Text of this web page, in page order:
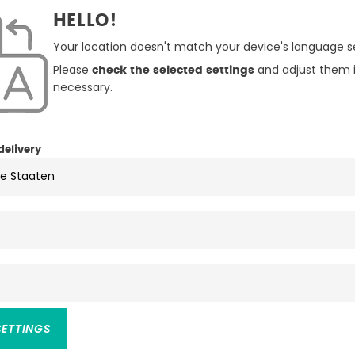
Futter: 100% Polyester
HELLO!
Your location doesn't match your device's language
Please check the selected settingsand adjust them
necessary.